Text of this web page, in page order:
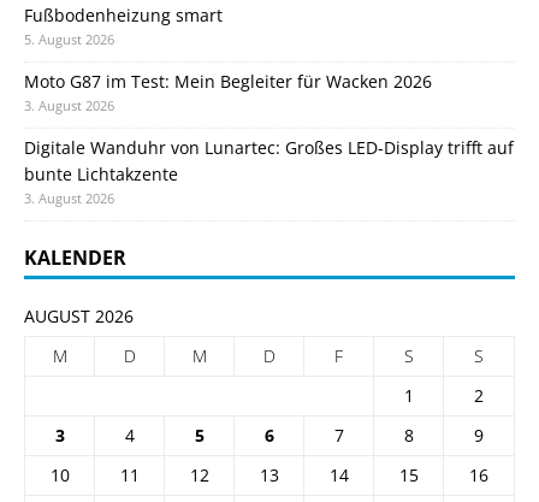
Fußbodenheizung smart
5. August 2026
Moto G87 im Test: Mein Begleiter für Wacken 2026
3. August 2026
Digitale Wanduhr von Lunartec: Großes LED-Display trifft auf
bunte Lichtakzente
3. August 2026
KALENDER
AUGUST 2026
M
D M D F S
S
1
2
3
4 5 6 7 8
9
10
11 12 13 14 15 16